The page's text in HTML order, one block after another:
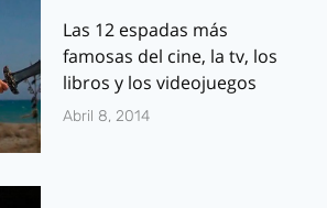
Las 12 espadas más
famosas del cine, la tv, los
libros y los videojuegos
Abril 8, 2014